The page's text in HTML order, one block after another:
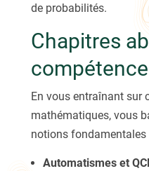
de probabilités.
Chapitres
En vous entraînant sur
mathématiques, vous
notions fondamentales
Automatismes et